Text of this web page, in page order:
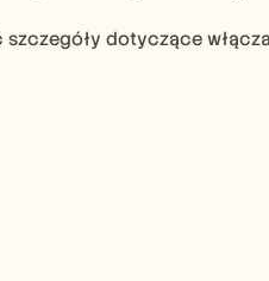
szczegóły dotyczące